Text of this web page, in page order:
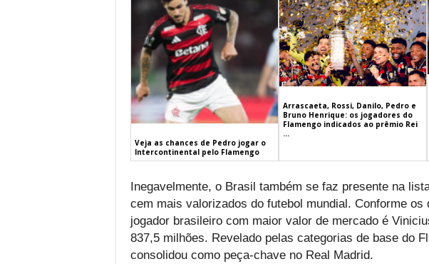
Veja as chances de Pedro jogar o
Intercontinental pelo Flamengo
Arrascaeta, Rossi, Danilo, Pedro e
Bruno Henrique: os jogadores do
Flamengo indicados ao prêmio Rei
...
Inegavelmente, o Brasil também se faz presente na
cem mais valorizados do futebol mundial. Conforme os
jogador brasileiro com maior valor de mercado é
837,5 milhões. Revelado pelas categorias de base do
consolidou como peça-chave no Real Madrid.